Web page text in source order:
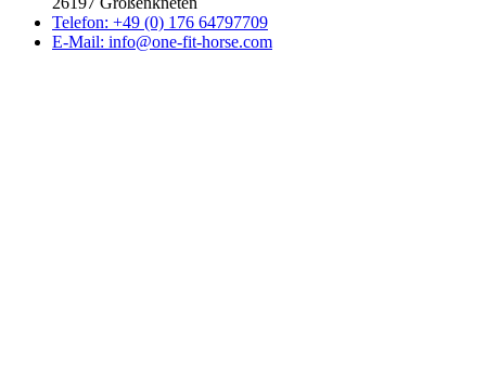
Telefon: +49 (0) 176 64797709
E-Mail: info@one-fit-horse.com